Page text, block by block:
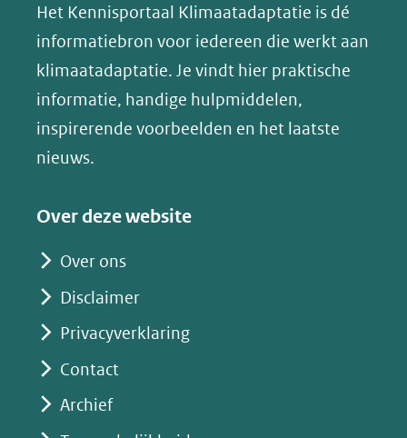
website)
website)
website)
y
(opent
in
nieuw
venster)
naar
een
andere
website)
Het Kennisportaal Klimaatadaptatie is dé
informatiebron voor iedereen die werkt aan
klimaatadaptatie. Je vindt hier praktische
informatie, handige hulpmiddelen,
inspirerende voorbeelden en het laatste
nieuws.
Over deze website
Over ons
Disclaimer
Privacyverklaring
Contact
Archief